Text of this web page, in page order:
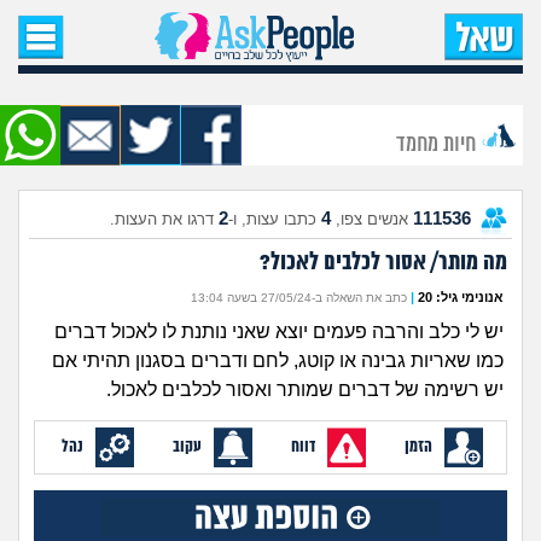
עמוד הבית
שאל שאלה
שאלות חדשות
שאלות שעוררו עניין
עצות חדשות
מה קורה כאן?
מתחם הטיפים
מדורים
חיות מחמד
111536 אנשים צפו,4 כתבו עצות, ו-2 דרגו את העצות.
מה מותר/ אסור לכלבים לאכול?
אנונימי גיל: 20 | כתב את השאלה ב-27/05/24 בשעה 13:04
יש לי כלב והרבה פעמים יוצא שאני נותנת לו לאכול דברים
כמו שאריות גבינה או קוטג, לחם ודברים בסגנון תהיתי אם
יש רשימה של דברים שמותר ואסור לכלבים לאכול.
הזמן דווח עקוב נהל